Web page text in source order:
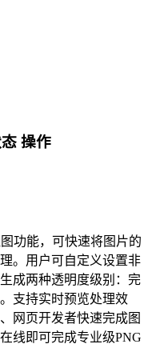
操作
功能，可快速将图片的
。用户可自定义设置非
成两种透明度级别：完
支持实时预览处理效
网页开发者快速完成图
线即可完成专业级PNG